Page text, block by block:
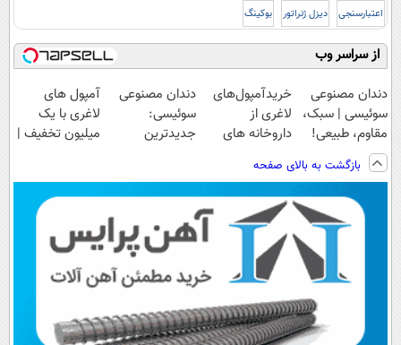
اعتبارسنجی دیزل ژنراتور بوکینگ
از سراسر وب
دندان مصنوعی
سوئیسی | سبک،
مقاوم، طبیعی!
ویزیت
رایگان+پرداخت
اقساطی😍
خریدآمپول‌های
لاغری از
داروخانه های
فوری همراه با
پک یخ!
دندان مصنوعی
سوئیسی:
جدیدترین
پرداخت قسطی
آمپول های
لاغری با یک
میلیون تخفیف |
معتبر
بازگشت به بالای صفحه